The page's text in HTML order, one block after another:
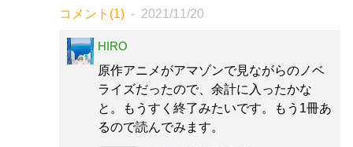
コメント(1) 2021/11/20
HIRO
原作アニメがアマゾンで見ながらのノベ
ライズだったので、余計に入ったかな
と。もうすく終了みたいです。もう1冊あ
るので読んでみます。